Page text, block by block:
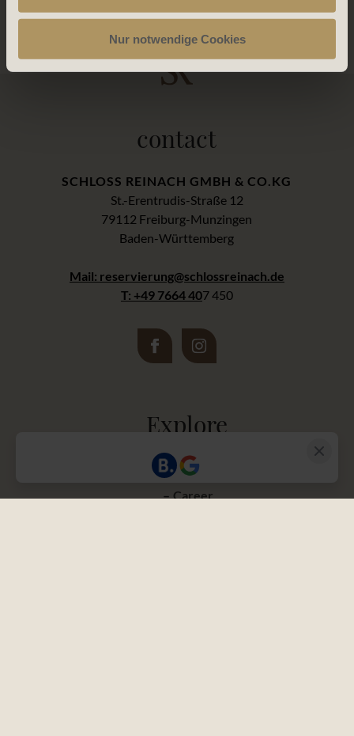
Nur notwendige Cookies
404
contact
SCHLOSS REINACH GMBH & CO.KG
St.-Erentrudis-Straße 12
79112 Freiburg-Munzingen
Baden-Württemberg
Mail: reservierung@schlossreinach.de
T: +49 7664 407 450
Explore
Arrival
Career